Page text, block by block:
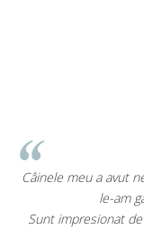
farmacie veterinară și
și cât de bine sunt